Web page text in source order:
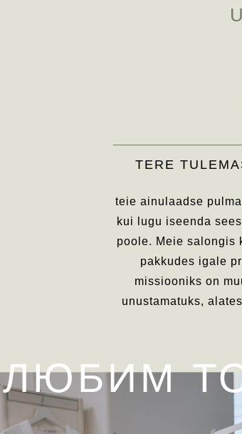
TERE
teie ainulaadse
kui lugu iseenda
poole. Meie salongis
pakkudes igale
missiooniks on
unustamatuks,